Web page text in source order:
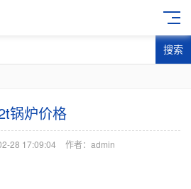
搜索
锅炉价格
28 17:09:04 作者：admin